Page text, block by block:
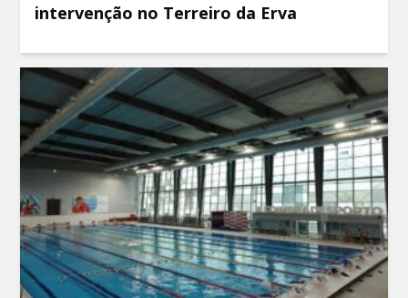
intervenção no Terreiro da Erva